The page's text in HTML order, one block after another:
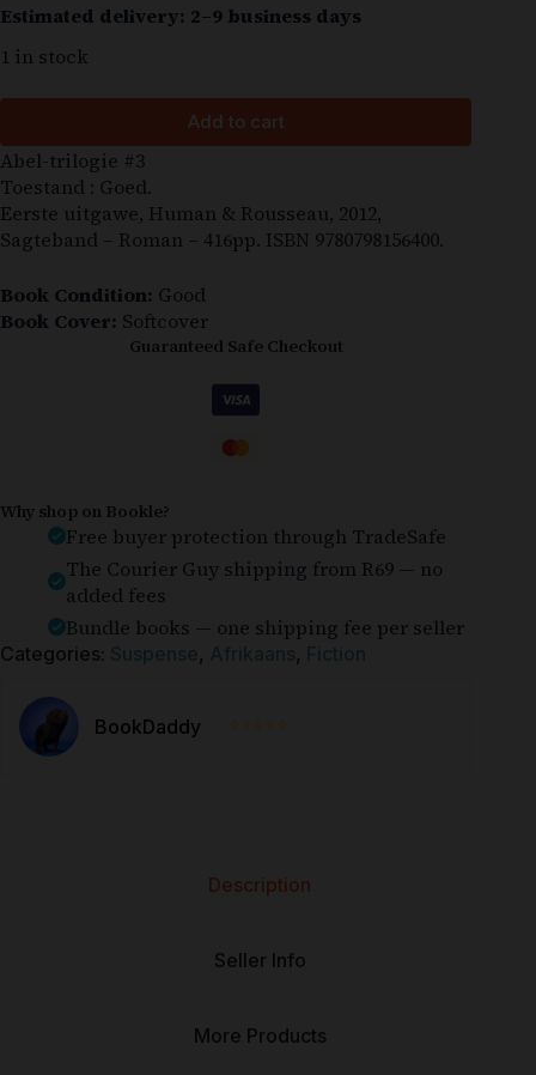
Estimated delivery: 2–9 business days
1 in stock
Add to cart
Abel-trilogie #3
Toestand : Goed.
Eerste uitgawe, Human & Rousseau, 2012,
Sagteband – Roman – 416pp. ISBN 9780798156400.
Book Condition: Good
Book Cover: Softcover
Guaranteed Safe Checkout
Why shop on Bookle?
Free buyer protection through TradeSafe
The Courier Guy shipping from R69 — no
added fees
Bundle books — one shipping fee per seller
Categories: Suspense, Afrikaans, Fiction
BookDaddy ⭐⭐⭐⭐⭐
Description
Seller Info
More Products